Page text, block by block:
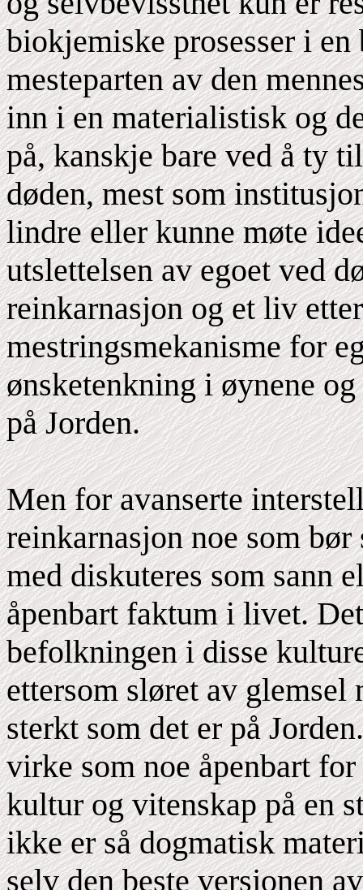
biokjemiske prosesser i
mesteparten av den
inn i en materialistisk og
på, kanskje bare ved å ty
døden, mest som
lindre eller kunne møte
utslettelsen av egoet ved
reinkarnasjon og et liv
mestringsmekanisme for
ønsketenkning i øynene
på Jorden.
Men for avanserte
reinkarnasjon noe som
med diskuteres som sann
åpenbart faktum i livet.
befolkningen i disse
ettersom sløret av glemsel
sterkt som det er på
virke som noe åpenbart
kultur og vitenskap på en
ikke er så dogmatisk
selv den beste versjonen